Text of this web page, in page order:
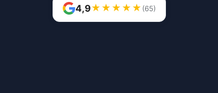
4,9★ ★ ★ ★ ★ (65)